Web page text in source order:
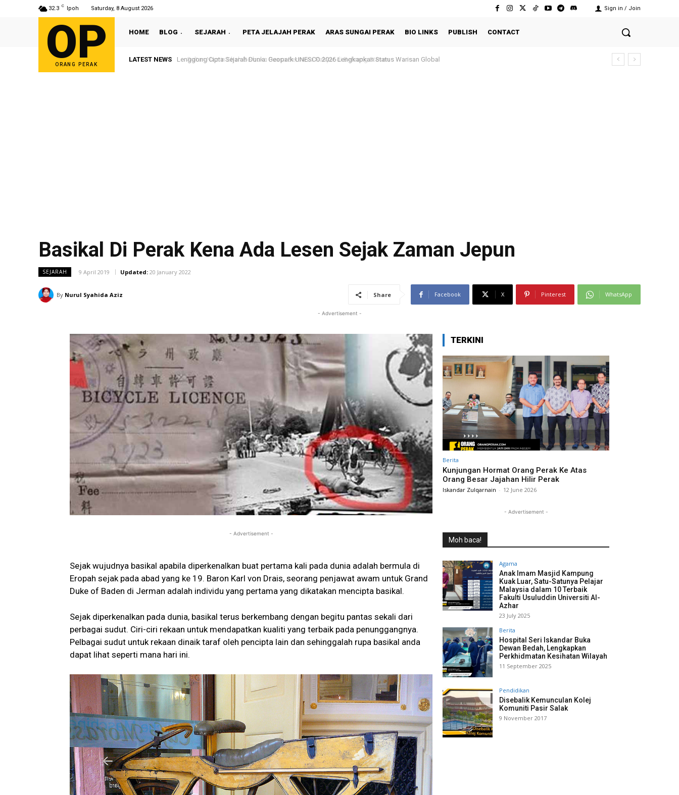
32.3 C Ipoh Saturday, 8 August 2026 Sign in / Join
OP
ORANG PERAK
HOME BLOG SEJARAH PETA JELAJAH PERAK ARAS SUNGAI PERAK BIO LINKS PUBLISH CONTACT
LATEST NEWS Sultan Nazrin Shah Berbuka Puasa Bersama Rakyat di Behrang Stesen
Basikal Di Perak Kena Ada Lesen Sejak Zaman Jepun
SEJARAH 9 April 2019 Updated: 20 January 2022
By Nurul Syahida Aziz Share Facebook X Pinterest WhatsApp
- Advertisement -
- Advertisement -
Sejak wujudnya basikal apabila diperkenalkan buat pertama kali pada dunia adalah bermula di
Eropah sejak pada abad yang ke 19. Baron Karl von Drais, seorang penjawat awam untuk Grand
Duke of Baden di Jerman adalah individu yang pertama yang dikatakan mencipta basikal.
Sejak diperkenalkan pada dunia, basikal terus berkembang dengan begitu pantas sekali dari
perbagai sudut. Ciri-ciri rekaan untuk mendapatkan kualiti yang terbaik pada penunggangnya.
Pelbagai sudut untuk rekaan dinaik taraf oleh pencipta lain dan sehinggalah rupa basikal anda
dapat lihat seperti mana hari ini.
TERKINI
Berita
Kunjungan Hormat Orang Perak Ke Atas
Orang Besar Jajahan Hilir Perak
Iskandar Zulqarnain - 12 June 2026
- Advertisement -
Moh baca!
Agama
Anak Imam Masjid Kampung
Kuak Luar, Satu-Satunya Pelajar
Malaysia dalam 10 Terbaik
Fakulti Usuluddin Universiti Al-
Azhar
23 July 2025
Berita
Hospital Seri Iskandar Buka
Dewan Bedah, Lengkapkan
Perkhidmatan Kesihatan Wilayah
11 September 2025
Pendidikan
Disebalik Kemunculan Kolej
Komuniti Pasir Salak
9 November 2017